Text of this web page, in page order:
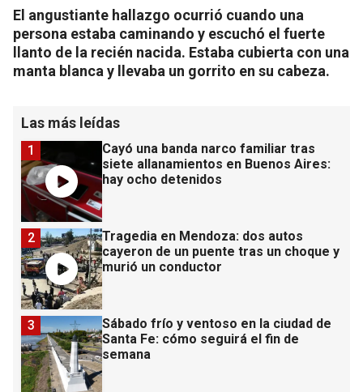
El angustiante hallazgo ocurrió cuando una
persona estaba caminando y escuchó el fuerte
llanto de la recién nacida. Estaba cubierta con una
manta blanca y llevaba un gorrito en su cabeza.
Las más leídas
Cayó una banda narco familiar tras
siete allanamientos en Buenos Aires:
hay ocho detenidos
1
Tragedia en Mendoza: dos autos
cayeron de un puente tras un choque y
murió un conductor
2
Sábado frío y ventoso en la ciudad de
Santa Fe: cómo seguirá el fin de
semana
3